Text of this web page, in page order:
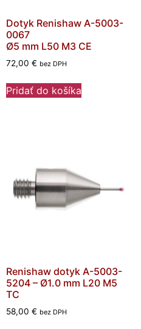
Dotyk Renishaw A-5003-
0067
Ø5 mm L50 M3 CE
72,00 € bez DPH
Pridať do košíka
Renishaw dotyk A-5003-
5204 – Ø1.0 mm L20 M5
TC
58,00 € bez DPH